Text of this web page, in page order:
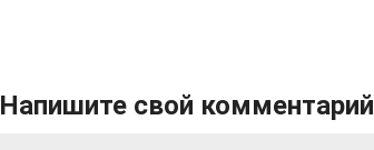
Напишите свой комментарий